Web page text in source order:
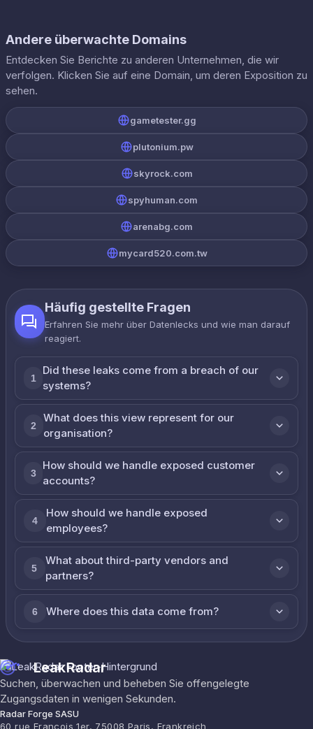
Andere überwachte Domains
Entdecken Sie Berichte zu anderen Unternehmen, die wir
verfolgen. Klicken Sie auf eine Domain, um deren Exposition zu
sehen.
gametester.gg
plutonium.pw
skyrock.com
spyhuman.com
arenabg.com
mycard520.com.tw
Häufig gestellte Fragen
Erfahren Sie mehr über Datenlecks und wie man darauf
reagiert.
1
Did these leaks come from a breach of our
systems?
2
What does this view represent for our
organisation?
3
How should we handle exposed customer
accounts?
4
How should we handle exposed
employees?
5
What about third-party vendors and
partners?
6 Where does this data come from?
LeakRadar
Suchen, überwachen und beheben Sie offengelegte
Zugangsdaten in wenigen Sekunden.
Radar Forge SASU
60 rue François 1er, 75008 Paris, Frankreich